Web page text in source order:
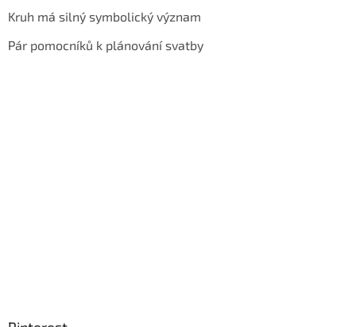
Kruh má silný symbolický význam
Pár pomocníků k plánování svatby